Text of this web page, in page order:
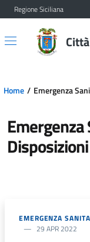
Vai al contenuto
Vai al menu principale
Regione Siciliana
Home Emergenza
EMERGENZA
29 APR 2022